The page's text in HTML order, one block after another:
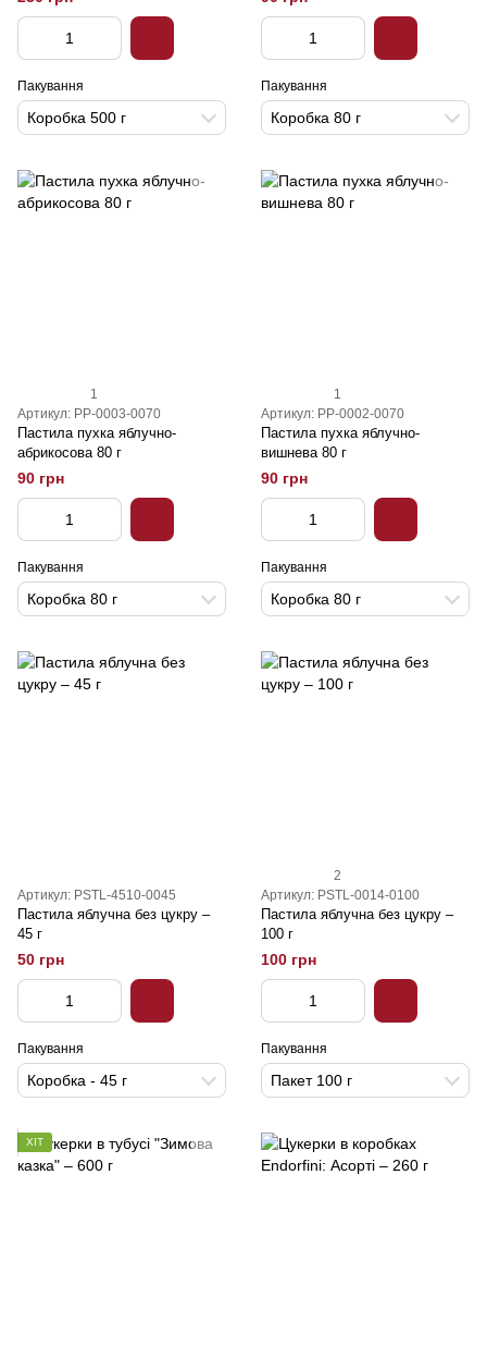
Пакування
Коробка 500 г
Пакування
Коробка 80 г
1
Артикул: PP-0003-0070
Пастила пухка яблучно-
абрикосова 80 г
90 грн
Пакування
Коробка 80 г
1
Артикул: PP-0002-0070
Пастила пухка яблучно-
вишнева 80 г
90 грн
Пакування
Коробка 80 г
Артикул: PSTL-4510-0045
Пастила яблучна без цукру –
45 г
50 грн
Пакування
Коробка - 45 г
2
Артикул: PSTL-0014-0100
Пастила яблучна без цукру –
100 г
100 грн
Пакування
Пакет 100 г
ХІТ